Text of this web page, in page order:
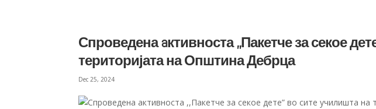
Спроведена aктивноста ,,Пакетче за секое
територијата на Општина Дебрца
Dec 25, 2024